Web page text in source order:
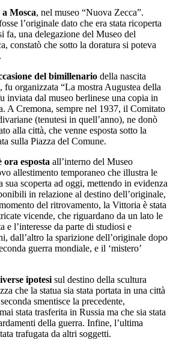
Mosca, nel museo “Nuova Zecca”.
l’originale dato che era stata ricoperta
fa, una delegazione del Museo del
constatò che sotto la doratura si poteva
del bimillenario della nascita
fu organizzata “La mostra Augustea della
inviata dal museo berlinese una copia in
A Cremona, sempre nel 1937, il Comitato
(tenutesi in quell’anno), ne donò
alla città, che venne esposta sotto la
sulla Piazza del Comune.
esposta all’interno del Museo
allestimento temporaneo che illustra le
sua scoperta ad oggi, mettendo in evidenza
in relazione al destino dell’originale,
del ritrovamento, la Vittoria è stata
vicende, che riguardano da un lato le
e l’interesse da parte di studiosi e
dall’altro la sparizione dell’originale dopo
guerra mondiale, e il ‘mistero’
ipotesisul destino della scultura
che la statua sia stata portata in una città
smentisce la precedente,
stata trasferita in Russia ma che sia stata
della guerra. Infine, l’ultima
trafugata da altri soggetti.